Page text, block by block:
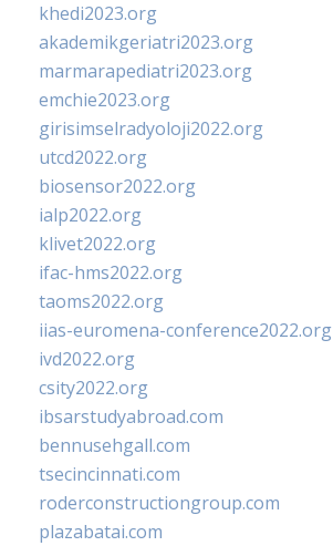
khedi2023.org
akademikgeriatri2023.org
marmarapediatri2023.org
emchie2023.org
girisimselradyoloji2022.org
utcd2022.org
biosensor2022.org
ialp2022.org
klivet2022.org
ifac-hms2022.org
taoms2022.org
iias-euromena-conference2022.org
ivd2022.org
csity2022.org
ibsarstudyabroad.com
bennusehgall.com
tsecincinnati.com
roderconstructiongroup.com
plazabatai.com